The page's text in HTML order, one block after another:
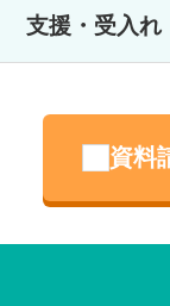
く行われています。
体育祭は1日終了
します。
生徒自身で自分に
支援・受入れ
発達障害、学習障
がございます。
資料